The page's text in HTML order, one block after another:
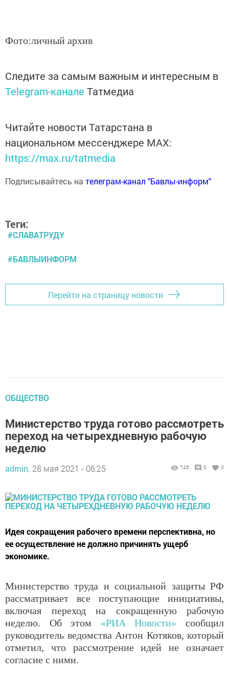
Фото:личный архив
Следите за самым важным и интересным в
Telegram-канале Татмедиа
Читайте новости Татарстана в
национальном мессенджере MАХ:
https://max.ru/tatmedia
Подписывайтесь на телеграм-канал "Бавлы-информ"
Теги:
#СЛАВАТРУДУ
#БАВЛЫИНФОРМ
Перейти на страницу новости
ОБЩЕСТВО
Министерство труда готово рассмотреть
переход на четырехдневную рабочую
неделю
admin, 28 мая 2021 - 06:25 745 0 0
Идея сокращения рабочего времени перспективна, но
ее осуществление не должно причинять ущерб
экономике.
Министерство труда и социальной защиты РФ
рассматривает все поступающие инициативы,
включая переход на сокращенную рабочую
неделю. Об этом «РИА Новости» сообщил
руководитель ведомства Антон Котяков, который
отметил, что рассмотрение идей не означает
согласие с ними.